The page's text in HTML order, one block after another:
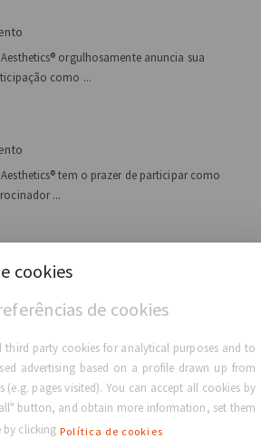
Aesthetics® orgulhosamente anuncia sua
como ...
Aesthetics® tem o prazer de participar como
...
c...
BIMINI HEALTH TECH PARCERIA
cookies
de cookies
third party cookies for analytical purposes and to
advertising based on a profile drawn up from
(e.g. pages visited). You can accept all cookies by
button, and obtain more information, set them
by clicking Política de cookies